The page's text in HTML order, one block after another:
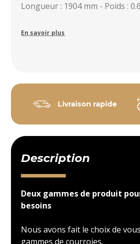
Longueur : 1904 mm - Poids :
En savoir plus
Livraison rapide
Description
Deux gammes de produit
besoins
Nous avons fait le choix de
gammes de courroies.